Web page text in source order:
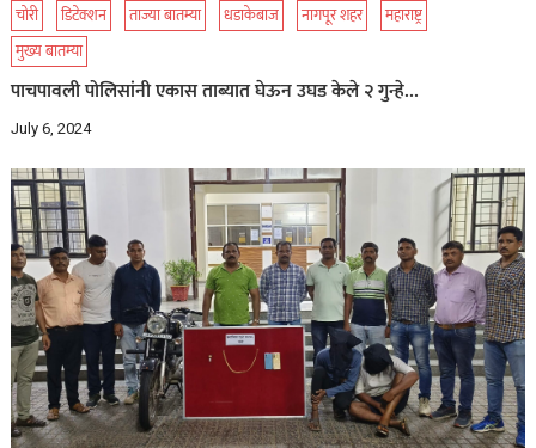
चोरी डिटेक्शन ताज्या बातम्या धडाकेबाज नागपूर शहर
महाराष्ट्र
मुख्य बातम्या
पाचपावली पोलिसांनी एकास ताब्यात घेऊन उघड केले २ गुन्हे…
July 6, 2024